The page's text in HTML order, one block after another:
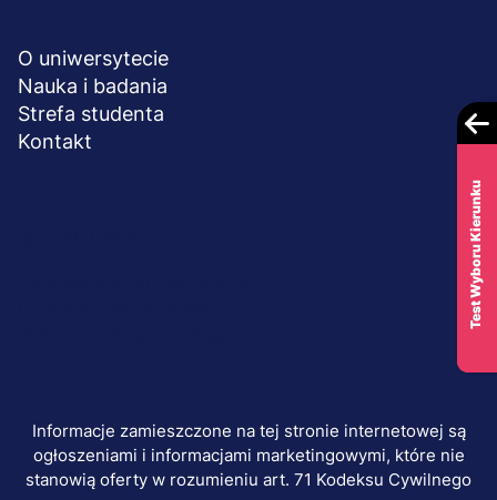
O uniwersytecie
Nauka i badania
Strefa studenta
Kontakt
Informacje zamieszczone na tej stronie internetowej są
ogłoszeniami i informacjami marketingowymi, które nie
stanowią oferty w rozumieniu art. 71 Kodeksu Cywilnego
Test Wyboru Kierunku